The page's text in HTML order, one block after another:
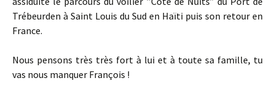
Trébeurden à Saint Louis du Sud en Haïti puis son retour en
France.
Nous pensons très très fort à lui et à toute sa famille, tu
vas nous manquer François !